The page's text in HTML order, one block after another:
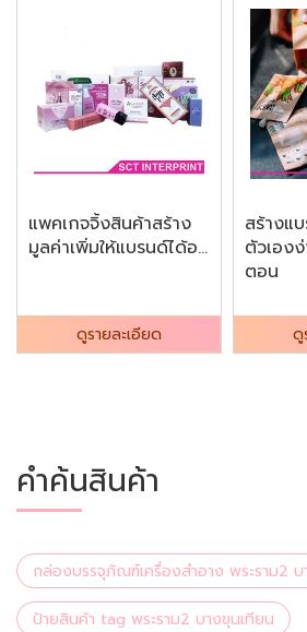
แพคเกจจิ้งสินค้าสร้าง
มูลค่าเพิ่มให้แบรนด์ได้อ...
ดูรายละเอียด
สร้างแ
ตัวเอง
ตอน
ดู
คำค้นสินค้า
กล่องบรรจุภัณฑ์เครื่องสำอาง พระราม2 บ
ป้ายสินค้า tag พระราม2 บางขุนเทียน